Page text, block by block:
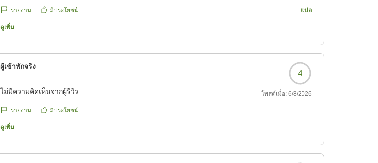
reviewId=33123478486949
รายงาน มีประโยชน์ แปล
ดูเพิ่ม
ผู้เข้าพักจริง
4
ไม่มีความคิดเห็นจากผู้รีวิว โพสต์เมื่อ: 6/8/2026
รายงาน มีประโยชน์
ดูเพิ่ม